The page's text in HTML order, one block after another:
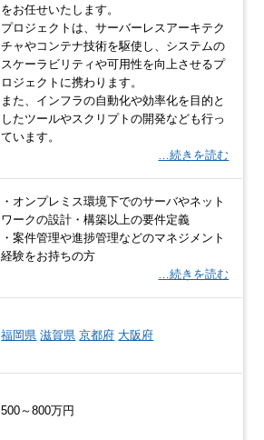
をお任せいたします。
プロジェクトは、サーバーレスアーキテク
チャやコンテナ技術を駆使し、システムの
スケーラビリティや可用性を向上させるプ
ロジェクトに携わります。
また、インフラの自動化や効率化を目的と
したツールやスクリプトの開発なども行っ
ています。
…続きを読む
・オンプレミス環境下でのサーバやネット
ワークの設計・構築以上の要件定義
・案件管理や進捗管理などのマネジメント
経験をお持ちの方
…続きを読む
福岡県 滋賀県 京都府 大阪府
500～800万円